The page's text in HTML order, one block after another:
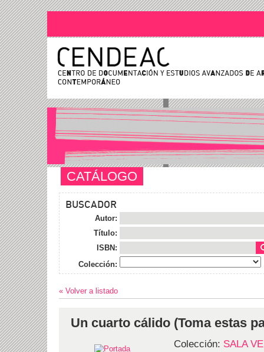
CATÁLOGO
BUSCADOR
Autor:
Título:
ISBN:
Colección:
« Volver a listado
Un cuarto cálido (Toma estas
Colección: SALA